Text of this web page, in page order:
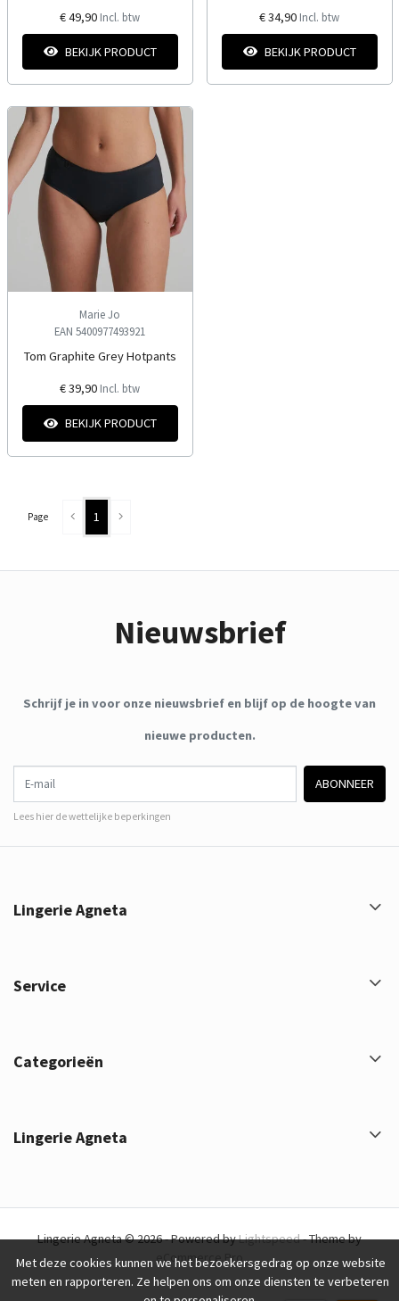
€ 49,90 Incl. btw
BEKIJK PRODUCT
€ 34,90 Incl. btw
BEKIJK PRODUCT
Marie Jo
EAN 5400977493921
Tom Graphite Grey Hotpants
€ 39,90 Incl. btw
BEKIJK PRODUCT
Page 1
Nieuwsbrief
Schrijf je in voor onze nieuwsbrief en blijf op de hoogte van
nieuwe producten.
ABONNEER
Lees hier de wettelijke beperkingen
Lingerie Agneta
Service
Categorieën
Lingerie Agneta
Lingerie Agneta © 2026 - Powered byLightspeed- Theme by
eCommerce Pro
Met deze cookies kunnen we het bezoekersgedrag op onze website
meten en rapporteren. Ze helpen ons om onze diensten te verbeteren